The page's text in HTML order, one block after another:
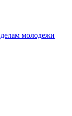
молодежи